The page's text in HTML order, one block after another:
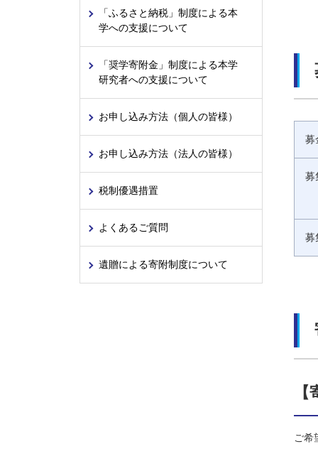
募
募
募
ご希
「ふるさと納税」制度による本
学への支援について
「奨学寄附金」制度による本学
研究者への支援について
お申し込み方法（個人の皆様）
お申し込み方法（法人の皆様）
税制優遇措置
よくあるご質問
遺贈による寄附制度について